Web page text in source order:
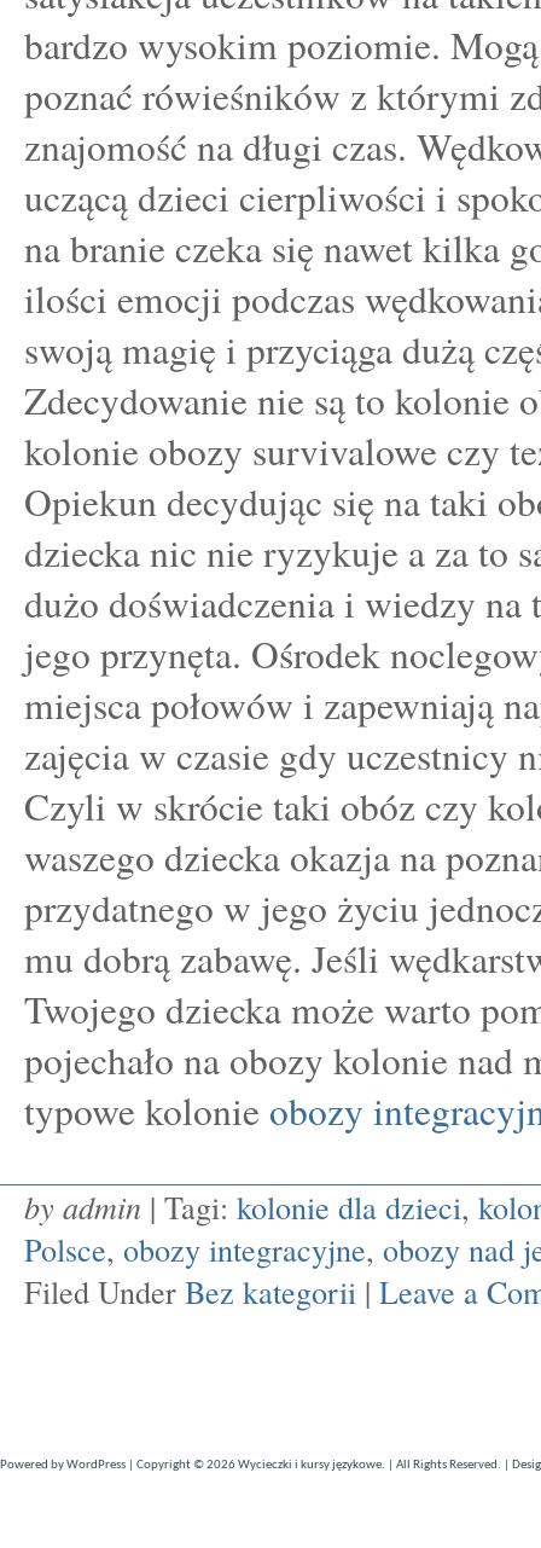
bardzo wysokim poziomie.
poznać rówieśników z którymi
znajomość na długi czas.
uczącą dzieci cierpliwości i
na branie czeka się nawet kilka
ilości emocji podczas
swoją magię i przyciąga dużą
Zdecydowanie nie są to kolonie
kolonie obozy survivalowe czy
Opiekun decydując się na taki
dziecka nic nie ryzykuje a za to
dużo doświadczenia i wiedzy na
jego przynęta. Ośrodek
miejsca połowów i zapewniają
zajęcia w czasie gdy uczestnicy
Czyli w skrócie taki obóz czy
waszego dziecka okazja na
przydatnego w jego życiu
mu dobrą zabawę. Jeśli
Twojego dziecka może warto
pojechało na obozy kolonie nad
typowe kolonie obozy
by admin | Tagi: kolonie dla dzieci,
Polsce, obozy integracyjne, obozy nad
Filed Under Bez kategorii | Leave a
Powered byWordPress | Copyright © 2026Wycieczki i kursy językowe. | All Rights Reserved. |